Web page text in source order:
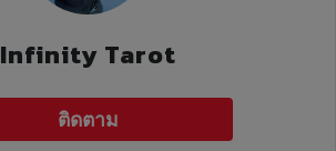
Infinity Tarot
ติดตาม